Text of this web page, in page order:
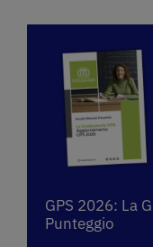
GPS 2026: La
Punteggio